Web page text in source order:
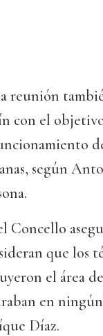
reunión
con el
según
Concello
que los
el área
en
Díaz.